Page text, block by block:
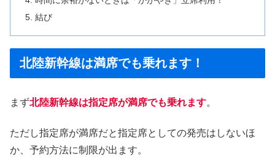
結び
北陸新幹線は満席でも乗れます！
まず北陸新幹線は指定席が満席でも乗れます。
ただし指定席が満席だと指定席としての発売はしないほ
か、予約方法に制限が出ます。